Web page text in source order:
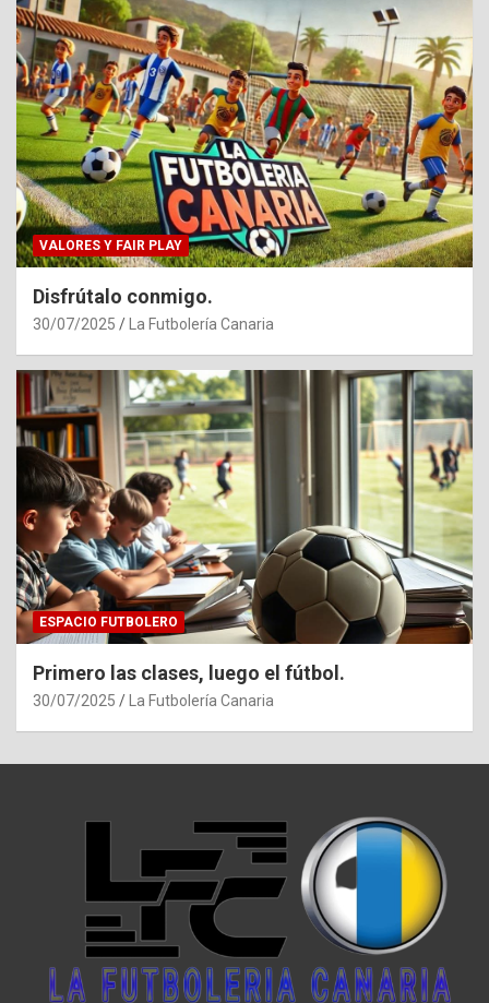
VALORES Y FAIR PLAY
Disfrútalo conmigo.
30/07/2025 La Futbolería Canaria
ESPACIO FUTBOLERO
Primero las clases, luego el fútbol.
30/07/2025 La Futbolería Canaria